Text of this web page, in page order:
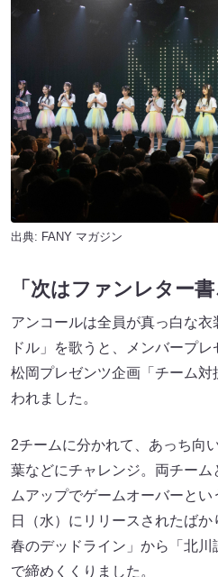
出典: FANY マガジン
「次はファンレター書
アンコールは全員が真っ白な衣
ドル」を歌うと、メンバープレ
松岡プレゼンツ企画「チーム
われました。
2チームに分かれて、あっち向
葉などにチャレンジ。両チーム
ムアップでゲームオーバーと
日（水）にリリースされたば
春のデッドライン」から「北川
で締めくくりました。